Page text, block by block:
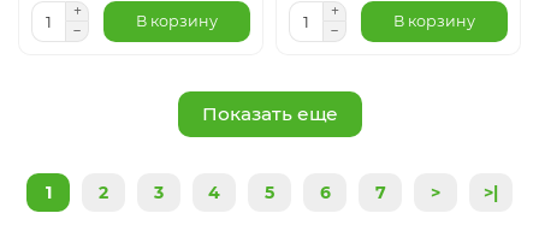
В корзину В корзину
Показать еще
1 2 3 4 5 6 7 > >|